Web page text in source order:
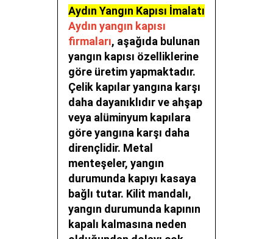
Aydın Yangın Kapısı İmalatı
Aydın yangın kapısı
firmaları, aşağıda bulunan
yangın kapısı özelliklerine
göre üretim yapmaktadır.
Çelik kapılar yangına karşı
daha dayanıklıdır ve ahşap
veya alüminyum kapılara
göre yangına karşı daha
dirençlidir. Metal
menteşeler, yangın
durumunda kapıyı kasaya
bağlı tutar. Kilit mandalı,
yangın durumunda kapının
kapalı kalmasına neden